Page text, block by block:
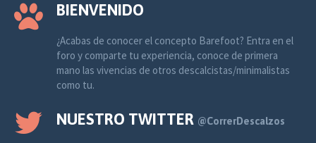
BIENVENIDO
¿Acabas de conocer el concepto Barefoot? Entra en el
foro y comparte tu experiencia, conoce de primera
mano las vivencias de otros descalcistas/minimalistas
como tu.
NUESTRO TWITTER @CorrerDescalzos